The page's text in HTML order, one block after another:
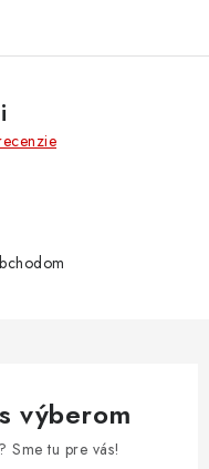
výberom
Sme tu pre vás!